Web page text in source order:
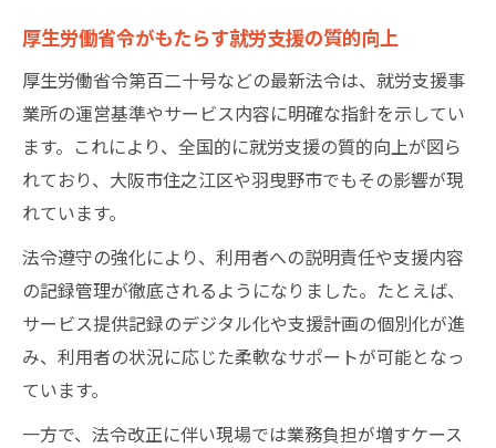
厚生労働省令がもたらす就労支援の質的向上
厚生労働省令第百二十号などの最新法令は、就労支援事
業所の運営基準やサービス内容に明確な指針を示してい
ます。これにより、全国的に就労支援の質的向上が図ら
れており、大阪市住之江区や羽曳野市でもその影響が現
れています。
法令遵守の強化により、利用者への説明責任や支援内容
の記録管理が徹底されるようになりました。たとえば、
サービス提供記録のデジタル化や支援計画の個別化が進
み、利用者の状況に応じた柔軟なサポートが可能となっ
ています。
一方で、法令改正に伴い現場では業務負担が増すケース